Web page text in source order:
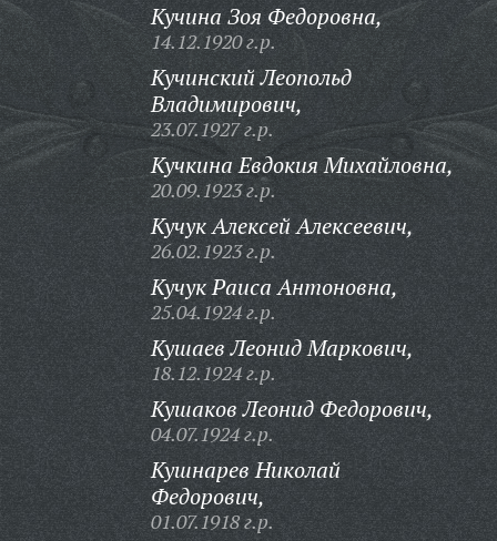
Кучина Зоя Федоровна,
14.12.1920 г.р.
Кучинский Леопольд
Владимирович,
23.07.1927 г.р.
Кучкина Евдокия Михайловна,
20.09.1923 г.р.
Кучук Алексей Алексеевич,
26.02.1923 г.р.
Кучук Раиса Антоновна,
25.04.1924 г.р.
Кушаев Леонид Маркович,
18.12.1924 г.р.
Кушаков Леонид Федорович,
04.07.1924 г.р.
Кушнарев Николай
Федорович,
01.07.1918 г.р.